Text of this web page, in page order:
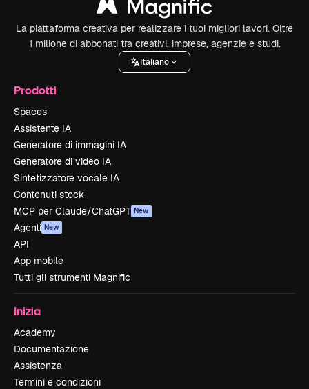
La piattaforma creativa per realizzare i tuoi migliori lavori. Oltre
1 milione di abbonati tra creativi, imprese, agenzie e studi.
Italiano
Prodotti
Spaces
Assistente IA
Generatore di immagini IA
Generatore di video IA
Sintetizzatore vocale IA
Contenuti stock
MCP per Claude/ChatGPT New
Agenti New
API
App mobile
Tutti gli strumenti Magnific
Inizia
Academy
Documentazione
Assistenza
Termini e condizioni